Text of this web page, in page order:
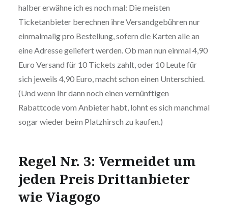
halber erwähne ich es noch mal: Die meisten
Ticketanbieter berechnen ihre Versandgebühren nur
einmalmalig pro Bestellung, sofern die Karten alle an
eine Adresse geliefert werden. Ob man nun einmal 4,90
Euro Versand für 10 Tickets zahlt, oder 10 Leute für
sich jeweils 4,90 Euro, macht schon einen Unterschied.
(Und wenn Ihr dann noch einen vernünftigen
Rabattcode vom Anbieter habt, lohnt es sich manchmal
sogar wieder beim Platzhirsch zu kaufen.)
Regel Nr. 3: Vermeidet um
jeden Preis Drittanbieter
wie Viagogo